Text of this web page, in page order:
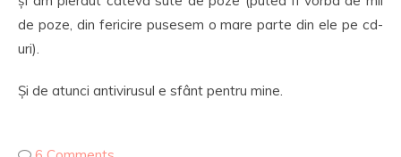
de poze, din fericire pusesem o mare parte din ele pe cd-
uri).
Și de atunci antivirusul e sfânt pentru mine.